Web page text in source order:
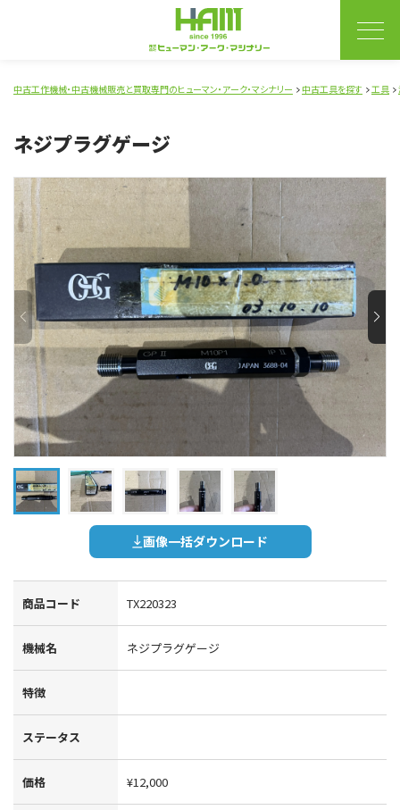
中古工作機械・中古機械販売と買取専門のヒューマン・アーク・マシナリー 中古工具を探す 工具
ネジプラグゲージ
画像一括ダウンロード
商品コード TX220323
機械名 ネジプラグゲージ
特徴
ステータス
価格 ¥12,000